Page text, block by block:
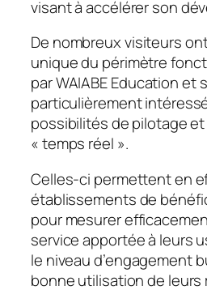
visant à accélérer son
De nombreux visiteurs
unique du périmètre
par WAIABE Education et
particulièrement
possibilités de pilotage
« temps réel ».
Celles-ci permettent en
établissements de
pour mesurer
service apportée à leurs
le niveau d’engagement
bonne utilisation de leurs